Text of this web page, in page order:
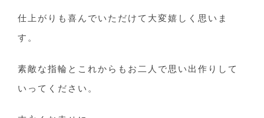
仕上がりも喜んでいただけて大変嬉しく思いま
す。
素敵な指輪とこれからもお二人で思い出作りして
いってください。